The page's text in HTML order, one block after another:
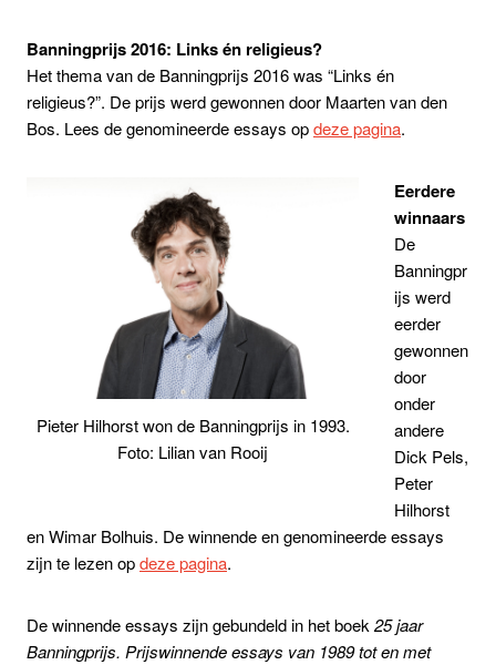
Banningprijs 2016: Links én religieus?
Het thema van de Banningprijs 2016 was “Links én
religieus?”. De prijs werd gewonnen door Maarten van den
Bos. Lees de genomineerde essays opdeze pagina.
Pieter Hilhorst won de Banningprijs in 1993.
Foto: Lilian van Rooij
Eerdere
winnaars
De
Banningpr
ijs werd
eerder
gewonnen
door
onder
andere
Dick Pels,
Peter
Hilhorst
en Wimar Bolhuis. De winnende en genomineerde essays
zijn te lezen opdeze pagina.
De winnende essays zijn gebundeld in het boek 25 jaar
Banningprijs. Prijswinnende essays van 1989 tot en met